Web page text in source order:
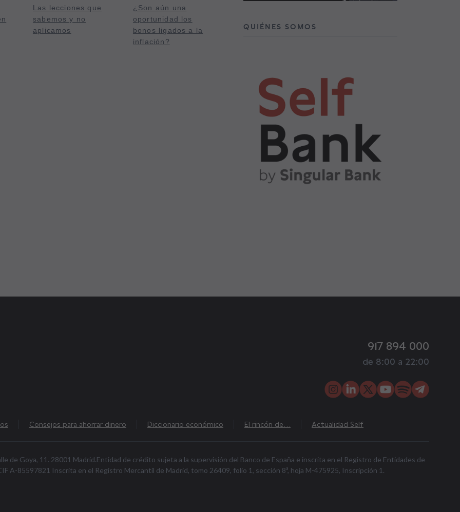
Las lecciones que
sabemos y no
aplicamos
¿Son aún una
oportunidad los
bonos ligados a la
inflación?
QUIÉNES SOMOS
917 894 000
de 8:00 a 22:00
Consejos para ahorrar dinero Diccionario económico El rincón de… Actualidad Self
de Goya, 11. 28001 Madrid.Entidad de crédito sujeta a la supervisión del Banco de España e inscrita en el Registro de Entidades de
A-85597821 Inscrita en el Registro Mercantil de Madrid, tomo 26409, folio 1, sección 8ª, hoja M-475925, Inscripción 1.